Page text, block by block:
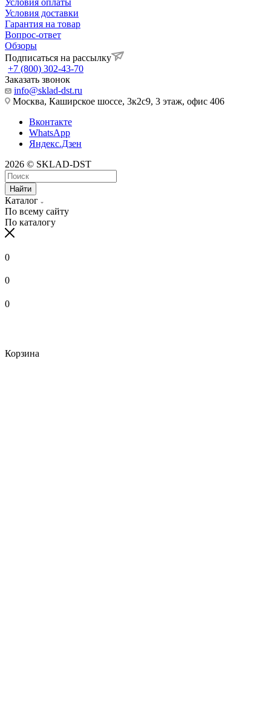
Условия оплаты
Условия доставки
Гарантия на товар
Вопрос-ответ
Обзоры
Подписаться на рассылку
+7 (800) 302-43-70
Заказать звонок
info@sklad-dst.ru
Москва, Каширское шоссе, 3к2с9, 3 этаж, офис 406
Вконтакте
WhatsApp
Яндекс.Дзен
2026 © SKLAD-DST
Найти
Каталог
По всему сайту
По каталогу
0
0
0
Корзина